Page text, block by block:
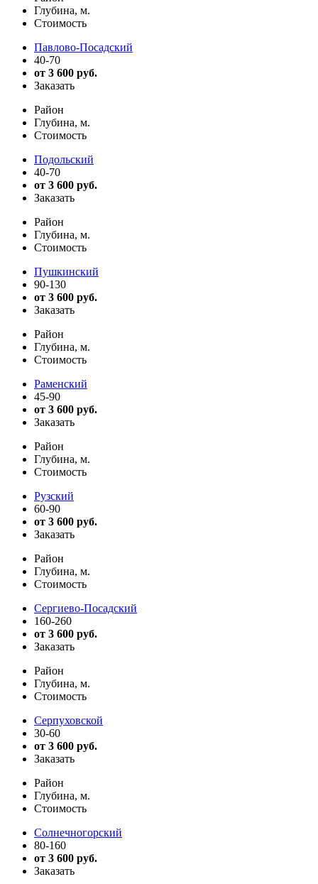
Глубина, м.
Стоимость
Павлово-Посадский
40-70
от 3 600 руб.
Заказать
Район
Глубина, м.
Стоимость
Подольский
40-70
от 3 600 руб.
Заказать
Район
Глубина, м.
Стоимость
Пушкинский
90-130
от 3 600 руб.
Заказать
Район
Глубина, м.
Стоимость
Раменский
45-90
от 3 600 руб.
Заказать
Район
Глубина, м.
Стоимость
Рузский
60-90
от 3 600 руб.
Заказать
Район
Глубина, м.
Стоимость
Сергиево-Посадский
160-260
от 3 600 руб.
Заказать
Район
Глубина, м.
Стоимость
Серпуховской
30-60
от 3 600 руб.
Заказать
Район
Глубина, м.
Стоимость
Солнечногорский
80-160
от 3 600 руб.
Заказать